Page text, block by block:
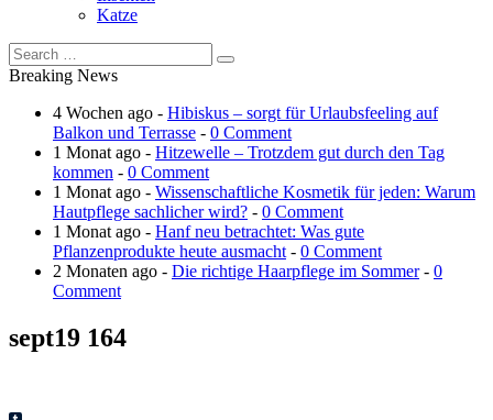
Katze
Breaking News
4 Wochen ago - Hibiskus – sorgt für Urlaubsfeeling auf
Balkon und Terrasse - 0 Comment
1 Monat ago - Hitzewelle – Trotzdem gut durch den Tag
kommen - 0 Comment
1 Monat ago - Wissenschaftliche Kosmetik für jeden: Warum
Hautpflege sachlicher wird? - 0 Comment
1 Monat ago - Hanf neu betrachtet: Was gute
Pflanzenprodukte heute ausmacht - 0 Comment
2 Monaten ago - Die richtige Haarpflege im Sommer- 0
Comment
sept19 164